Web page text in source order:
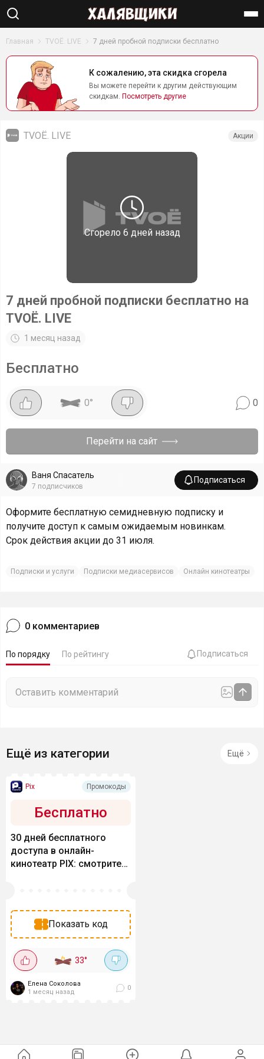
Главная TVOЁ. LIVE 7 дней пробной подписки бесплатно
К сожалению, эта скидка сгорела
Вы можете перейти к другим действующим
скидкам. Посмотреть другие
Сгорело 6 дней назад
TVOЁ. LIVE Акции
7 дней пробной подписки бесплатно на
TVOЁ. LIVE
1 месяц назад
Бесплатно
0° 0
Перейти на сайт
Ваня Спасатель
7 подписчиков
Подписаться
Оформите бесплатную семидневную подписку и
получите доступ к самым ожидаемым новинкам.
Срок действия акции до 31 июля.
Подписки и услуги Подписки медиасервисов Онлайн кинотеатры
0 комментариев
По порядку По рейтингу Подписаться
Ещё из категории Ещё
Pix Промокоды
Бесплатно
30 дней бесплатного
доступа в онлайн-
кинотеатр PIX: смотрите
Показать код
33°
Елена Соколова
1 месяц назад
0